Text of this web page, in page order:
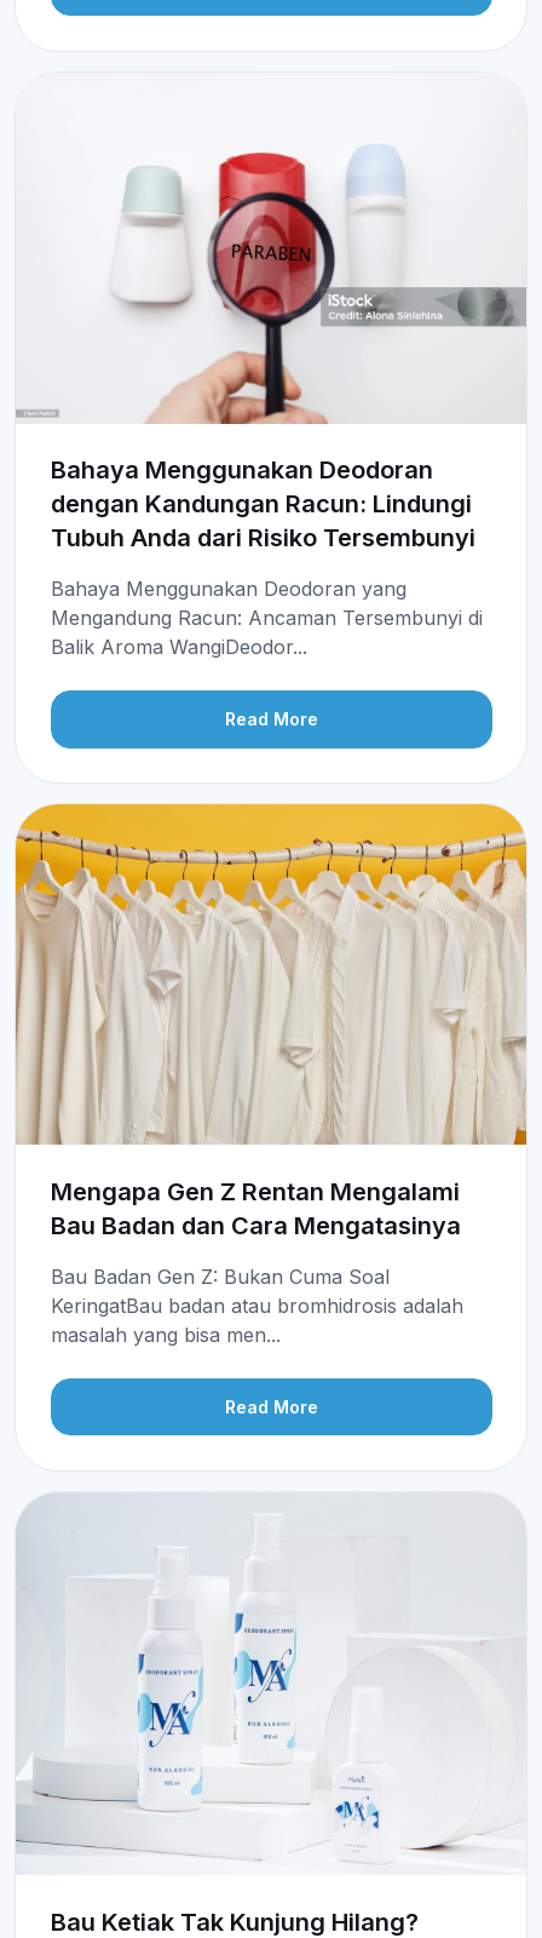
Bahaya Menggunakan Deodoran
dengan Kandungan Racun: Lindungi
Tubuh Anda dari Risiko Tersembunyi
Bahaya Menggunakan Deodoran yang
Mengandung Racun: Ancaman Tersembunyi di
Balik Aroma WangiDeodor...
Read More
Mengapa Gen Z Rentan Mengalami
Bau Badan dan Cara Mengatasinya
Bau Badan Gen Z: Bukan Cuma Soal
KeringatBau badan atau bromhidrosis adalah
masalah yang bisa men...
Read More
Bau Ketiak Tak Kunjung Hilang?